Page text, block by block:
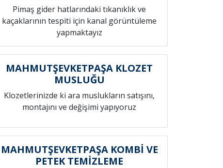
Pimaş gider hatlarındaki tıkanıklık ve
kaçaklarının tespiti için kanal görüntüleme
yapmaktayız
MAHMUTŞEVKETPAŞA KLOZET
MUSLUĞU
Klozetlerinizde ki ara muslukların satışını,
montajını ve değişimi yapıyoruz
MAHMUTŞEVKETPAŞA KOMBİ VE
PETEK TEMİZLEME